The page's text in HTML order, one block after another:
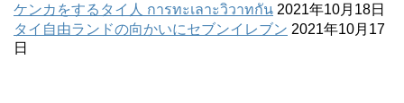
ケンカをするタイ人 การทะเลาะวิวาทกัน 2021年10月18日
タイ自由ランドの向かいにセブンイレブン 2021年10月17
日